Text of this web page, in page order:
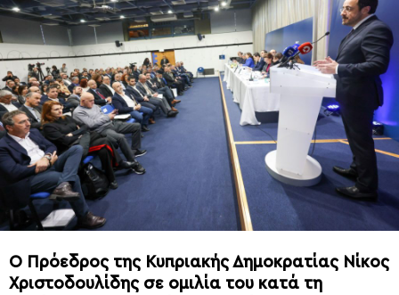
Ο Πρόεδρος της Κυπριακής Δημοκρατίας Νίκος
Χριστοδουλίδης σε ομιλία του κατά τη